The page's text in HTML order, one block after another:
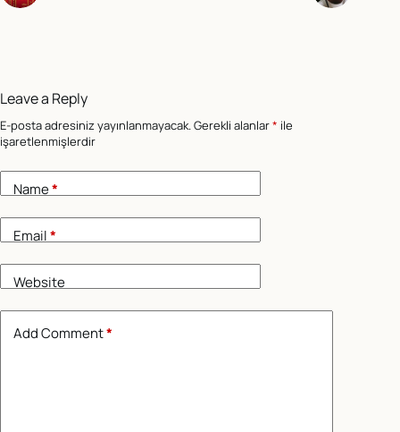
Leave a Reply
E-posta adresiniz yayınlanmayacak.Gerekli alanlar* ile
işaretlenmişlerdir
Name*
Email*
Website
Add Comment*